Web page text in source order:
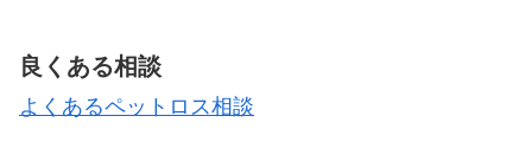
良くある相談
よくあるペットロス相談